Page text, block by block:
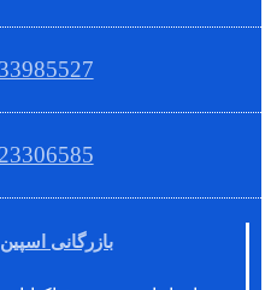
بازرگانی